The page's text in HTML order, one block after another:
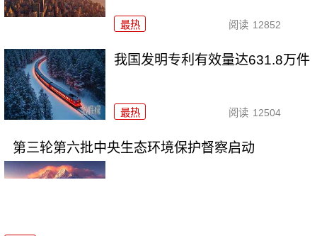
最热 阅读 12852
我国发明专利有效量达631.8万件
最热 阅读 12504
第三轮第六批中央生态环境保护督察启动